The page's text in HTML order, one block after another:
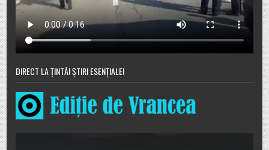
DIRECT LA ȚINTĂ! ȘTIRI ESENȚIALE!